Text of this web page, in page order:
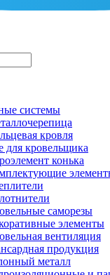
системы
кровля
для кровельщика
конька
саморезы
элементы
вентиляция
продукция
металл